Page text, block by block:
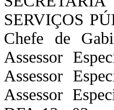
SERVIÇOS
Chefe de
Assessor
Assessor
Assessor